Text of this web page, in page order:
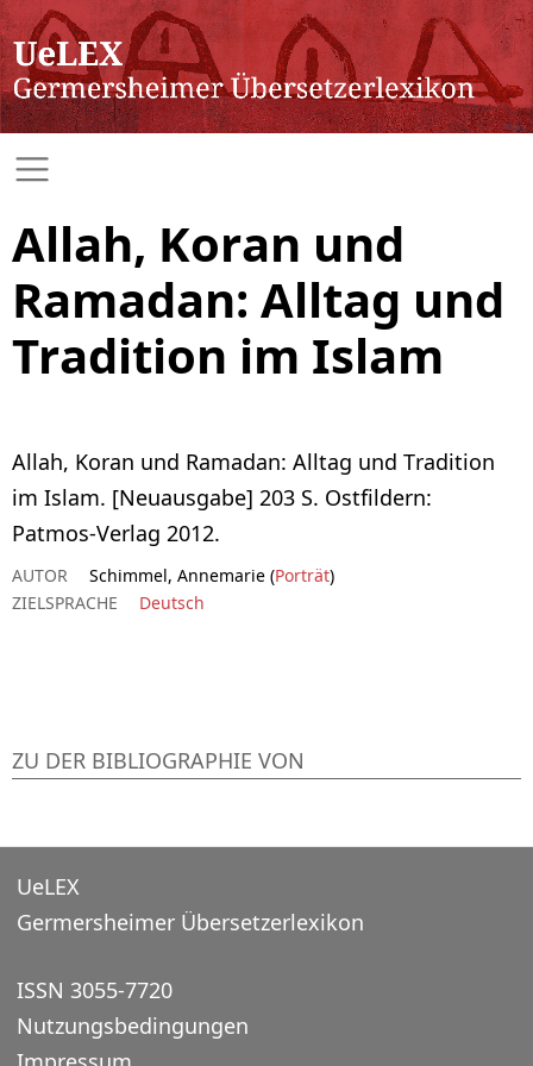
Allah, Koran und
Ramadan: Alltag und
Tradition im Islam
Allah, Koran und Ramadan: Alltag und Tradition
im Islam. [Neuausgabe] 203 S. Ostfildern:
Patmos-Verlag 2012.
AUTOR Schimmel, Annemarie (Porträt)
ZIELSPRACHE
Deutsch
ZU DER BIBLIOGRAPHIE VON
UeLEX
Germersheimer Übersetzerlexikon
ISSN 3055-7720
Nutzungsbedingungen